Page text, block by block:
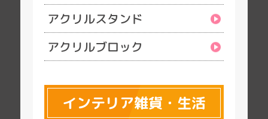
アクリルスタンド
アクリルブロック
インテリア雑貨・生活